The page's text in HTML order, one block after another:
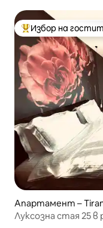
Най-популярен
Избор на
Апартамент –
Луксозна стая 25 в